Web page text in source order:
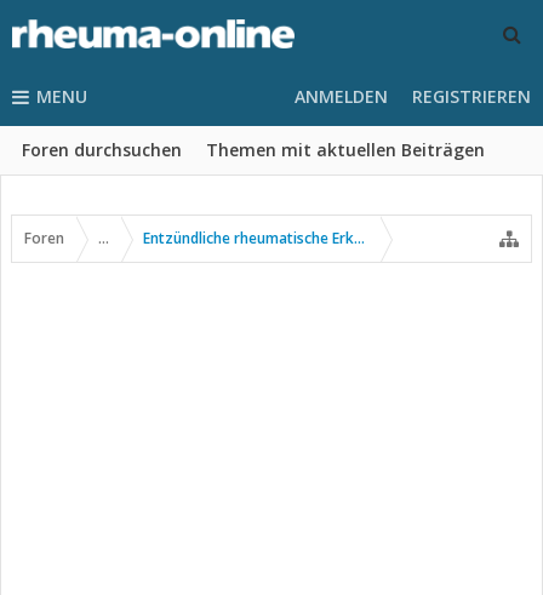
MENU
Foren durchsuchen Themen mit aktuellen Beiträgen
ANMELDEN REGISTRIEREN
Foren ... Entzündliche rheumatische Erkrankungen